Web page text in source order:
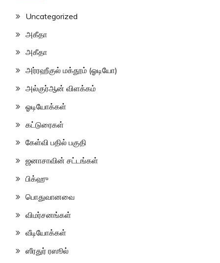
Uncategorized
அகீதா
அகீதா
அர்ரஹீகுல் மக்தூம் (ஓடியோ)
அல்குர்ஆன் விளக்கம்
ஓடியோக்கள்
கட்டுரைகள்
கேள்வி பதில் பகுதி
ஜனாசாவின் சட்டங்கள்
பிக்ஹு
பொதுவானவை
விமர்சனங்கள்
வீடியோக்கள்
ஸீரதுர் ரஸூல்